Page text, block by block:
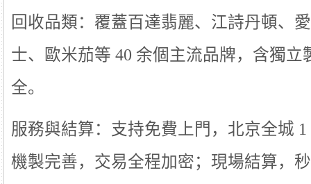
回收品類：覆蓋百達翡麗、江詩丹頓、
士、歐米茄等 40 余個主流品牌，含獨立
全。
服務與結算：支持免費上門，北京全城
機製完善，交易全程加密；現場結算，